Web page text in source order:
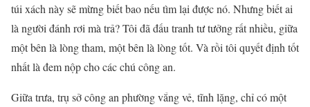
túi xách này sẽ mừng biết bao nếu tìm lại được nó. Nhưng biết ai
là người đánh rơi mà trả? Tôi đã đấu tranh tư tưởng rất nhiều, giữa
một bên là lòng tham, một bên là lòng tốt. Và rồi tôi quyết định tốt
nhất là đem nộp cho các chú công an.
Giữa trưa, trụ sở công an phường vắng vẻ, tĩnh lặng, chỉ có một